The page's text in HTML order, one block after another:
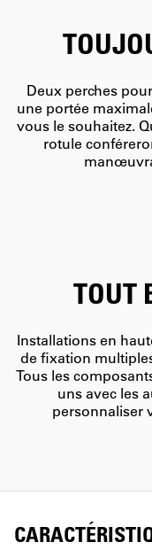
Deux perches
une portée
vous le souhaitez.
rotule
TOUT
Installations en
de fixation
Tous les
uns avec les
personnaliser